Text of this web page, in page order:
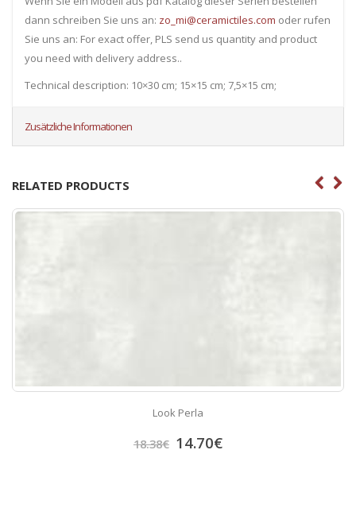
dann schreiben Sie uns an: zo_mi@ceramictiles.com oder rufen
Sie uns an: For exact offer, PLS send us quantity and product
you need with delivery address..
Technical description: 10×30 cm; 15×15 cm; 7,5×15 cm;
Zusätzliche Informationen
RELATED PRODUCTS
Look Perla
18.38€ 14.70€